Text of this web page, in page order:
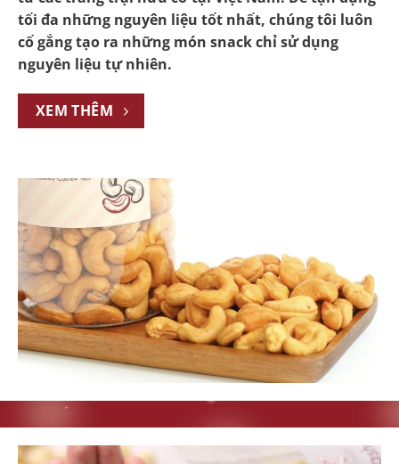
tối đa những nguyên liệu tốt nhất, chúng tôi luôn
cố gắng tạo ra những món snack chỉ sử dụng
nguyên liệu tự nhiên.
XEM THÊM